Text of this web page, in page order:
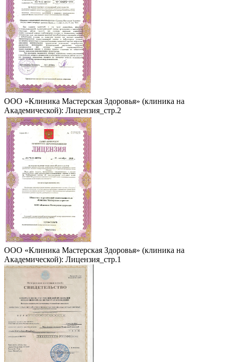
ООО «Клиника Мастерская Здоровья» (клиника на
Академической): Лицензия_стр.2
ООО «Клиника Мастерская Здоровья» (клиника на
Академической): Лицензия_стр.1